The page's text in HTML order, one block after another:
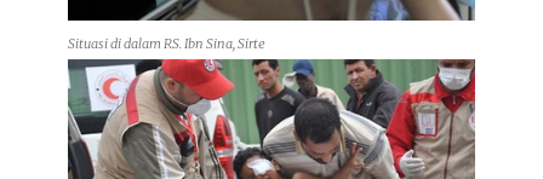
Situasi di dalam RS. Ibn Sina, Sirte